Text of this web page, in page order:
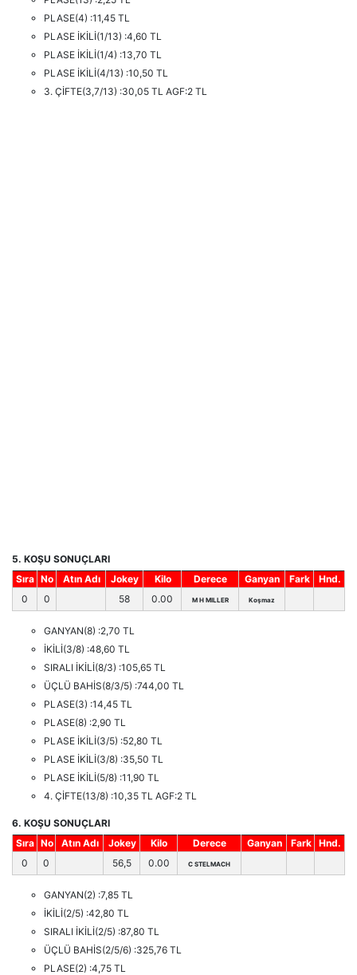
PLASE(4) :11,45 TL
PLASE İKİLİ(1/13) :4,60 TL
PLASE İKİLİ(1/4) :13,70 TL
PLASE İKİLİ(4/13) :10,50 TL
3. ÇİFTE(3,7/13) :30,05 TL AGF:2 TL
5. KOŞU SONUÇLARI
Sıra No Atın Adı Jokey Kilo Derece Ganyan Fark
Hnd.
0
0 58 0.00 M H MILLER Koşmaz
GANYAN(8) :2,70 TL
İKİLİ(3/8) :48,60 TL
SIRALI İKİLİ(8/3) :105,65 TL
ÜÇLÜ BAHİS(8/3/5) :744,00 TL
PLASE(3) :14,45 TL
PLASE(8) :2,90 TL
PLASE İKİLİ(3/5) :52,80 TL
PLASE İKİLİ(3/8) :35,50 TL
PLASE İKİLİ(5/8) :11,90 TL
4. ÇİFTE(13/8) :10,35 TL AGF:2 TL
6. KOŞU SONUÇLARI
Sıra No Atın Adı Jokey Kilo Derece Ganyan Fark
Hnd.
0
0 56,5 0.00 C STELMACH
GANYAN(2) :7,85 TL
İKİLİ(2/5) :42,80 TL
SIRALI İKİLİ(2/5) :87,80 TL
ÜÇLÜ BAHİS(2/5/6) :325,76 TL
PLASE(2) :4,75 TL